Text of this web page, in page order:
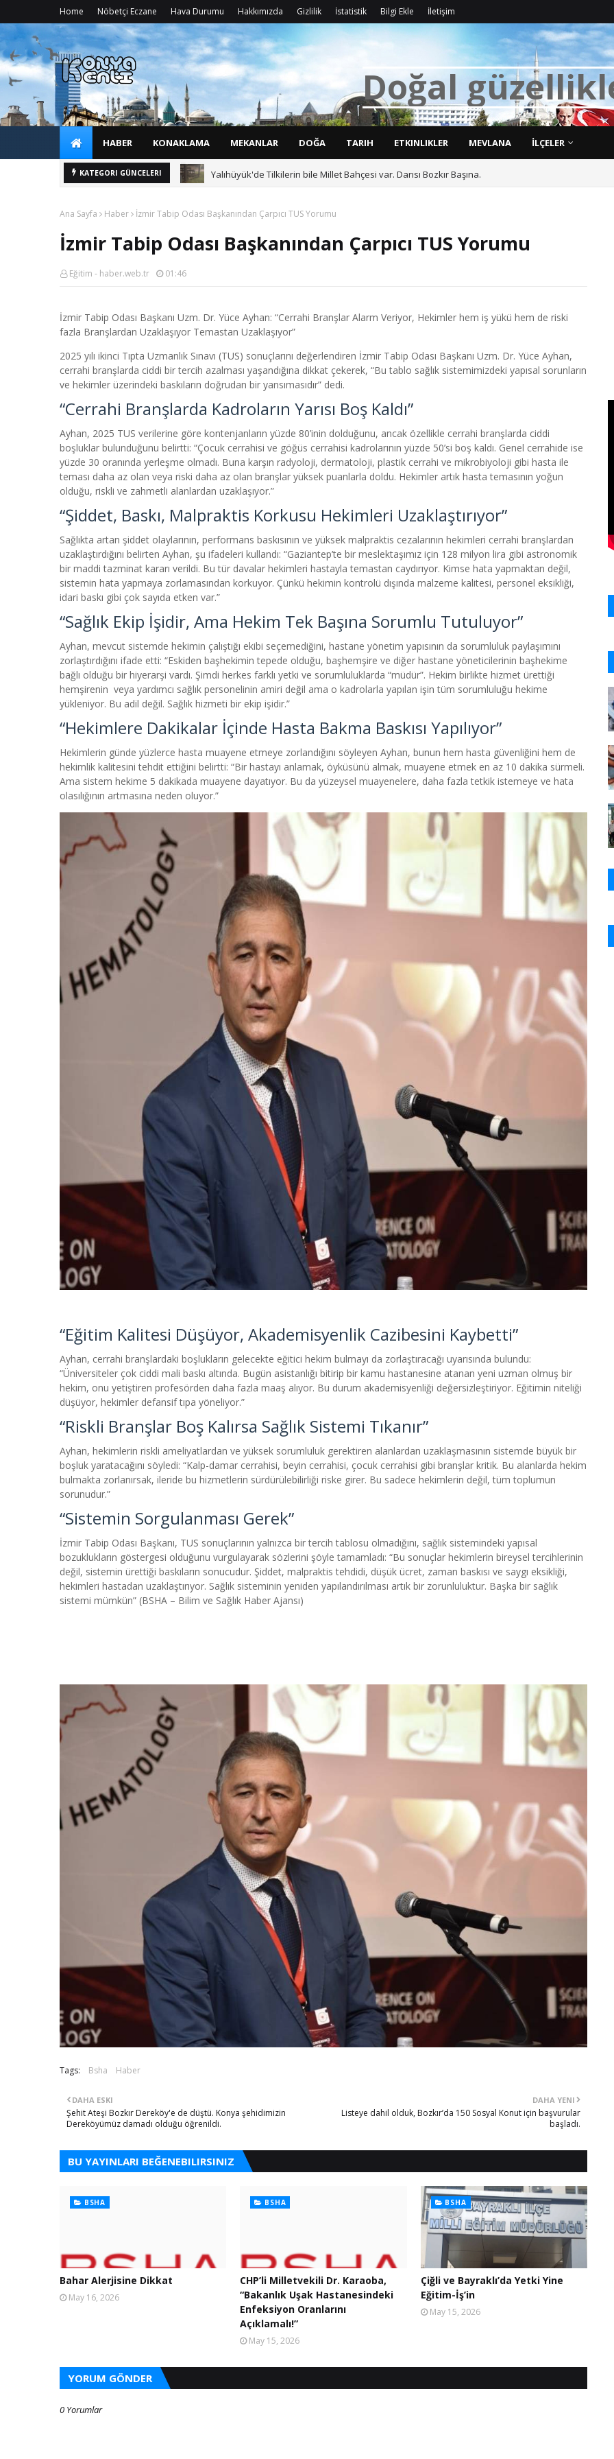
Home Nöbetçi Eczane Hava Durumu Hakkımızda Gizlilik İstatistik Bilgi Ekle İletişim
Doğal güzellikl
HABER KONAKLAMA MEKANLAR DOĞA TARIH ETKINLIKLER MEVLANA İLÇELER
KATEGORI GÜNCELERI Yalıhüyük'de Tilkilerin bile Millet Bahçesi var. Darısı Bozkır Başına.
Ana Sayfa Haber İzmir Tabip Odası Başkanından Çarpıcı TUS Yorumu
İzmir Tabip Odası Başkanından Çarpıcı TUS Yorumu
Eğitim - haber.web.tr 01:46
İzmir Tabip Odası Başkanı Uzm. Dr. Yüce Ayhan: “Cerrahi Branşlar Alarm Veriyor, Hekimler hem iş yükü hem de riski
fazla Branşlardan Uzaklaşıyor Temastan Uzaklaşıyor”
2025 yılı ikinci Tıpta Uzmanlık Sınavı (TUS) sonuçlarını değerlendiren İzmir Tabip Odası Başkanı Uzm. Dr. Yüce Ayhan,
cerrahi branşlarda ciddi bir tercih azalması yaşandığına dikkat çekerek, “Bu tablo sağlık sistemimizdeki yapısal sorunların
ve hekimler üzerindeki baskıların doğrudan bir yansımasıdır” dedi.
“Cerrahi Branşlarda Kadroların Yarısı Boş Kaldı”
Ayhan, 2025 TUS verilerine göre kontenjanların yüzde 80’inin dolduğunu, ancak özellikle cerrahi branşlarda ciddi
boşluklar bulunduğunu belirtti: “Çocuk cerrahisi ve göğüs cerrahisi kadrolarının yüzde 50’si boş kaldı. Genel cerrahide ise
yüzde 30 oranında yerleşme olmadı. Buna karşın radyoloji, dermatoloji, plastik cerrahi ve mikrobiyoloji gibi hasta ile
teması daha az olan veya riski daha az olan branşlar yüksek puanlarla doldu. Hekimler artık hasta temasının yoğun
olduğu, riskli ve zahmetli alanlardan uzaklaşıyor.”
“Şiddet, Baskı, Malpraktis Korkusu Hekimleri Uzaklaştırıyor”
Sağlıkta artan şiddet olaylarının, performans baskısının ve yüksek malpraktis cezalarının hekimleri cerrahi branşlardan
uzaklaştırdığını belirten Ayhan, şu ifadeleri kullandı: “Gaziantep’te bir meslektaşımız için 128 milyon lira gibi astronomik
bir maddi tazminat kararı verildi. Bu tür davalar hekimleri hastayla temastan caydırıyor. Kimse hata yapmaktan değil,
sistemin hata yapmaya zorlamasından korkuyor. Çünkü hekimin kontrolü dışında malzeme kalitesi, personel eksikliği,
idari baskı gibi çok sayıda etken var.”
“Sağlık Ekip İşidir, Ama Hekim Tek Başına Sorumlu Tutuluyor”
Ayhan, mevcut sistemde hekimin çalıştığı ekibi seçemediğini, hastane yönetim yapısının da sorumluluk paylaşımını
zorlaştırdığını ifade etti: “Eskiden başhekimin tepede olduğu, başhemşire ve diğer hastane yöneticilerinin başhekime
bağlı olduğu bir hiyerarşi vardı. Şimdi herkes farklı yetki ve sorumluluklarda “müdür”. Hekim birlikte hizmet ürettiği
hemşirenin veya yardımcı sağlık personelinin amiri değil ama o kadrolarla yapılan işin tüm sorumluluğu hekime
yükleniyor. Bu adil değil. Sağlık hizmeti bir ekip işidir.”
“Hekimlere Dakikalar İçinde Hasta Bakma Baskısı Yapılıyor”
Hekimlerin günde yüzlerce hasta muayene etmeye zorlandığını söyleyen Ayhan, bunun hem hasta güvenliğini hem de
hekimlik kalitesini tehdit ettiğini belirtti: “Bir hastayı anlamak, öyküsünü almak, muayene etmek en az 10 dakika sürmeli.
Ama sistem hekime 5 dakikada muayene dayatıyor. Bu da yüzeysel muayenelere, daha fazla tetkik istemeye ve hata
olasılığının artmasına neden oluyor.”
“Eğitim Kalitesi Düşüyor, Akademisyenlik Cazibesini Kaybetti”
Ayhan, cerrahi branşlardaki boşlukların gelecekte eğitici hekim bulmayı da zorlaştıracağı uyarısında bulundu:
“Üniversiteler çok ciddi mali baskı altında. Bugün asistanlığı bitirip bir kamu hastanesine atanan yeni uzman olmuş bir
hekim, onu yetiştiren profesörden daha fazla maaş alıyor. Bu durum akademisyenliği değersizleştiriyor. Eğitimin niteliği
düşüyor, hekimler defansif tıpa yöneliyor.”
“Riskli Branşlar Boş Kalırsa Sağlık Sistemi Tıkanır”
Ayhan, hekimlerin riskli ameliyatlardan ve yüksek sorumluluk gerektiren alanlardan uzaklaşmasının sistemde büyük bir
boşluk yaratacağını söyledi: “Kalp-damar cerrahisi, beyin cerrahisi, çocuk cerrahisi gibi branşlar kritik. Bu alanlarda hekim
bulmakta zorlanırsak, ileride bu hizmetlerin sürdürülebilirliği riske girer. Bu sadece hekimlerin değil, tüm toplumun
sorunudur.”
“Sistemin Sorgulanması Gerek”
İzmir Tabip Odası Başkanı, TUS sonuçlarının yalnızca bir tercih tablosu olmadığını, sağlık sistemindeki yapısal
bozuklukların göstergesi olduğunu vurgulayarak sözlerini şöyle tamamladı: “Bu sonuçlar hekimlerin bireysel tercihlerinin
değil, sistemin ürettiği baskıların sonucudur. Şiddet, malpraktis tehdidi, düşük ücret, zaman baskısı ve saygı eksikliği,
hekimleri hastadan uzaklaştırıyor. Sağlık sisteminin yeniden yapılandırılması artık bir zorunluluktur. Başka bir sağlık
sistemi mümkün” (BSHA – Bilim ve Sağlık Haber Ajansı)
Tags: Bsha Haber
DAHA YENI
Listeye dahil olduk, Bozkır’da 150 Sosyal Konut için başvurular
başladı.
DAHA ESKI
Şehit Ateşi Bozkır Dereköy'e de düştü. Konya şehidimizin
Dereköyümüz damadı olduğu öğrenildi.
BU YAYINLARI BEĞENEBILIRSINIZ
BSHA
Bahar Alerjisine Dikkat
May 16, 2026
BSHA
CHP’li Milletvekili Dr. Karaoba,
“Bakanlık Uşak Hastanesindeki
Enfeksiyon Oranlarını
Açıklamalı!”
May 15, 2026
BSHA
Çiğli ve Bayraklı’da Yetki Yine
Eğitim-İş’in
May 15, 2026
YORUM GÖNDER
0 Yorumlar